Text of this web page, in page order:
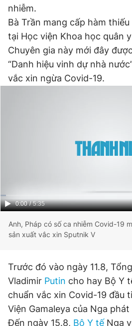
Theo dõi báo trên
Hotline
Phó tổng biên tập thường trực: Hải
Phó tổng biên tập: Lâm Hiếu Dũng
Giấy phép xuất bản số 110/GP -
© 2003-2026 Bản quyền thuộc về
chép dưới mọi hình thức nếu không
nhiễm.
Bà Trần mang cấp hàm
tại Học viện Khoa học quân
Chuyên gia này mới đây
“Danh hiệu vinh dự nhà
vắc xin ngừa Covid-19.
Current
0:00 / Duration
5:35
Anh, Pháp có số ca nhiễm Covid-19
sản xuất vắc xin Sputnik V
Trước đó vào ngày 11.8,
Vladimir Putin cho hay Bộ Y
chuẩn vắc xin Covid-19 đầu
Viện Gamaleya của Nga
Đến ngày 15.8, Bộ Y tế Nga